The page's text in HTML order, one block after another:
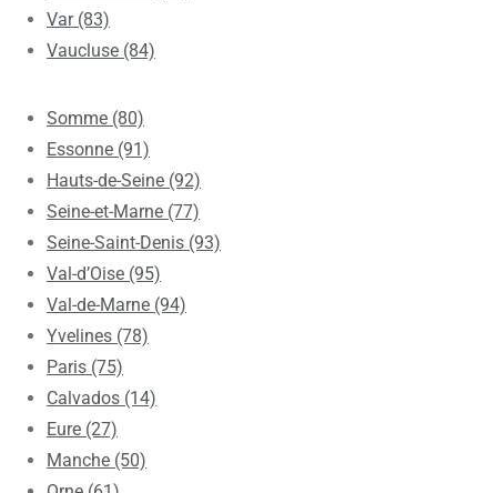
Var (83)
Vaucluse (84)
Somme (80)
Essonne (91)
Hauts-de-Seine (92)
Seine-et-Marne (77)
Seine-Saint-Denis (93)
Val-d’Oise (95)
Val-de-Marne (94)
Yvelines (78)
Paris (75)
Calvados (14)
Eure (27)
Manche (50)